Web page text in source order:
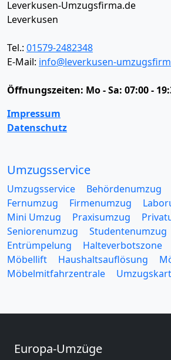
Leverkusen-Umzugsfirma.de
Leverkusen
Tel.: 01579-2482348
E-Mail: info@leverkusen-
Öffnungszeiten: Mo - Sa: 07:00 -
Impressum
Datenschutz
Umzugsservice
Umzugsservice Behördenumzug
Fernumzug
Firmenumzug
Mini Umzug
Praxisumzug
Seniorenumzug
Studentenumzug
Entrümpelung
Halteverbotszone
Möbellift
Haushaltsauflösung
Möbelmitfahrzentrale
Europa-Umzüge